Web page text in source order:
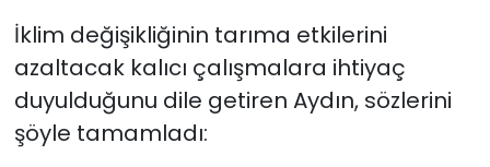
İklim değişikliğinin tarıma etkilerini
azaltacak kalıcı çalışmalara ihtiyaç
duyulduğunu dile getiren Aydın, sözlerini
şöyle tamamladı: